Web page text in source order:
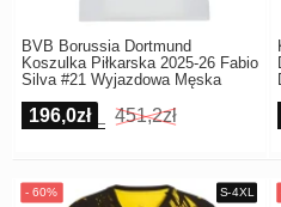
BVB Borussia Dortmund
Koszulka Piłkarska 2025-26 Fabio
Silva #21 Wyjazdowa Męska
196,0zł 451,2zł